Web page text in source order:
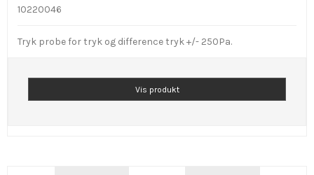
10220046
Tryk probe for tryk og difference tryk +/- 250Pa.
Vis produkt